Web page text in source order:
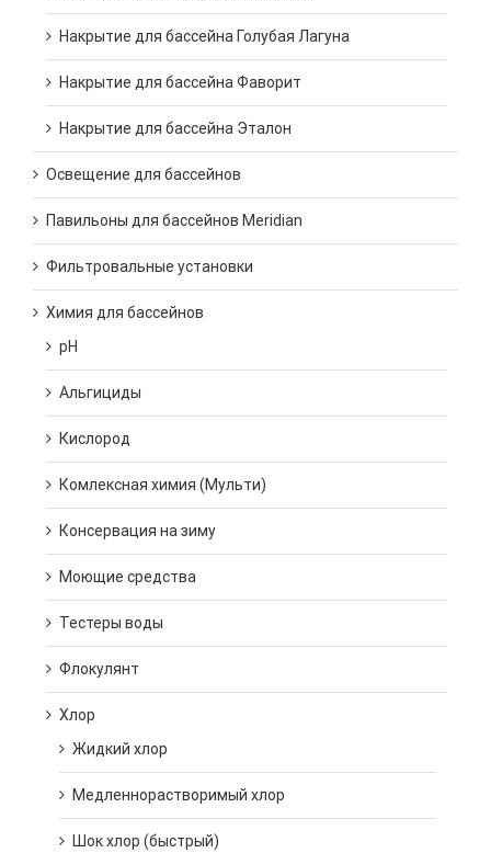
Накрытие для бассейна Голубая Лагуна
Накрытие для бассейна Фаворит
Накрытие для бассейна Эталон
Освещение для бассейнов
Павильоны для бассейнов Meridian
Фильтровальные установки
Химия для бассейнов
pH
Альгициды
Кислород
Комлексная химия (Мульти)
Консервация на зиму
Моющие средства
Тестеры воды
Флокулянт
Хлор
Жидкий хлор
Медленнорастворимый хлор
Шок хлор (быстрый)